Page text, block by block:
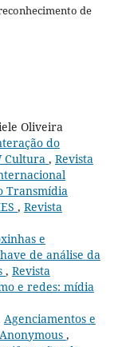
de
Oliveira
do
Cultura , Revista
Transmídia
, Revista
e
de análise da
, Revista
e redes: mídia
Agenciamentos e
,